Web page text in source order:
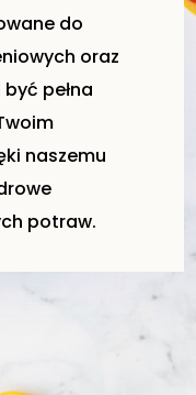
do
oraz
pełna
naszemu
potraw.